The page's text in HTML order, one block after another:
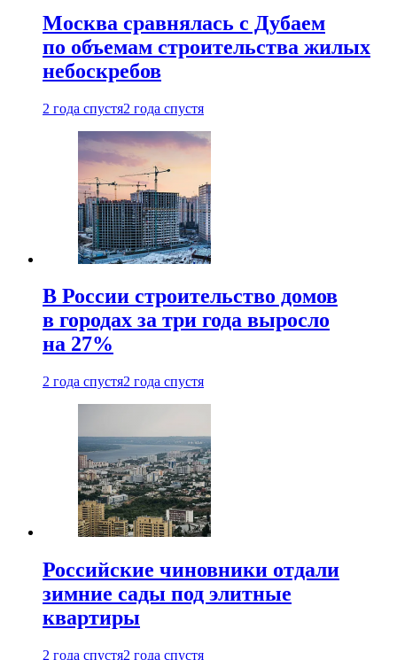
Москва сравнялась с Дубаем
по объемам строительства жилых
небоскребов
2 года спустя2 года спустя
В России строительство домов
в городах за три года выросло
на 27%
2 года спустя2 года спустя
Российские чиновники отдали
зимние сады под элитные
квартиры
2 года спустя2 года спустя